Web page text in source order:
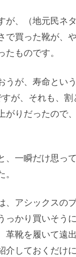
が、（地元民ネ
で買った靴が、
ものです。
うが、寿命とい
が、それも、
がりだったので
、一瞬だけ思っ
、アシックスの
っかり買いそう
革靴を履いて
介しておくだけ